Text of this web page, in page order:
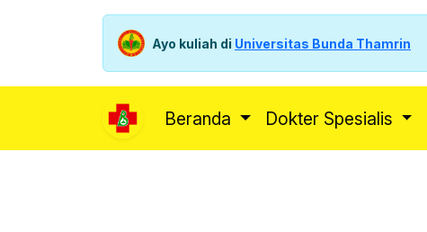
Ayo kuliah di Universitas Bunda Thamrin
Beranda Dokter Spesialis